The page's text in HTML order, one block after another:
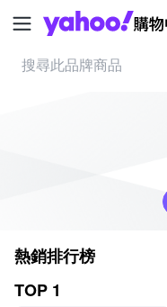
熱銷排行榜
TOP 1